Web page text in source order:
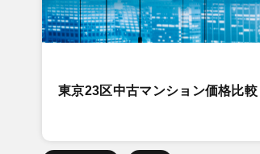
東京23区中古マンション価格比